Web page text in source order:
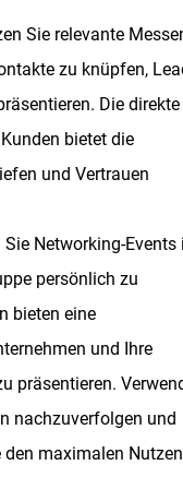
Sie relevante
zu knüpfen,
Die direkte
bietet die
und Vertrauen
Networking-Events
persönlich zu
bieten eine
und Ihre
präsentieren.
nachzuverfolgen und
maximalen Nutzen